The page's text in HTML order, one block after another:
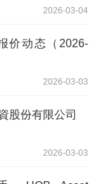
2026-03-04
价动态（2026-
2026-03-03
股份有限公司
2026-03-03